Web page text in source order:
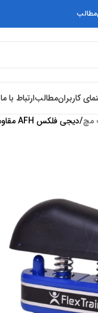
مطالب
کاربرانمطالبارتباط با ما
مچ ديجی فلکس AFH مقاومت 2.07 کیلوگرم